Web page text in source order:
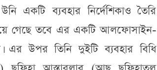
একটি ব্যবহার নির্দেশিকাও তৈরি
গেছে তবে এর একটি আলফোসাইন-
এর উপর তিনি দুইটি ব্যবহার বিধি